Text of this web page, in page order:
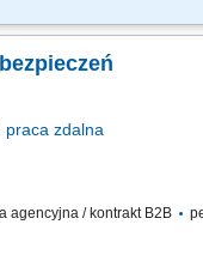
solidnej marki,
praca zdalna
agencyjna / kontrakt B2B